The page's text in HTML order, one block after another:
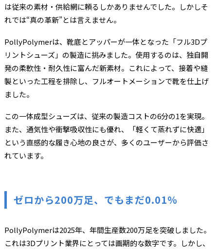
は従来の素材・供給網に頼るしかありませんでした。しかしそ
れでは“真の革新”とは言えません。
PollyPolymerは、靴底とアッパーが一体となった「フル3Dプ
リントシューズ」の製造に挑みました。使用するのは、独自開
発の柔軟性・耐久性に富んだ新素材。これによって、接着や縫
製といった工程を排除し、フルオートメーションで靴を仕上げ
ました。
この一体成型シューズは、従来の製造コストの6分の1を実現。
また、通気性や衝撃吸収性にも優れ、「軽くて蒸れずに快適」
という直感的な履き心地の良さが、多くのユーザーから評価さ
れています。
ゼロから200万足、でもまだ0.01％
PollyPolymerは2025年、年間生産数200万足を突破しました。
これは3Dプリント業界にとっては画期的な数字です。しかし、